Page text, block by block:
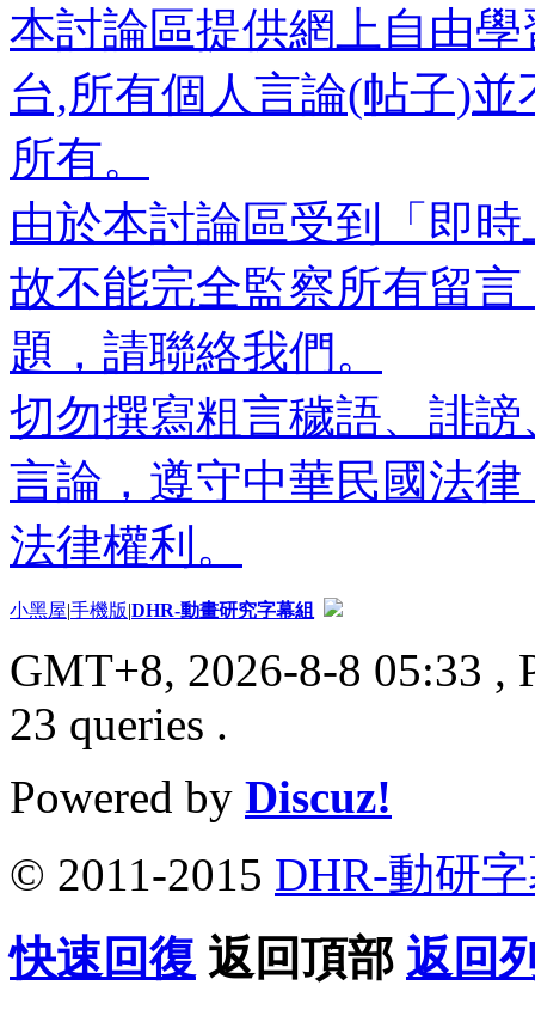
本討論區提供網上自由
台,所有個人言論(帖子)
所有。
由於本討論區受到「即
故不能完全監察所有留
題，請聯絡我們。
切勿撰寫粗言穢語、誹
言論，遵守中華民國法
法律權利。
小黑屋|手機版|DHR-動畫研究字幕組
GMT+8, 2026-8-8 05:33 ,
23 queries .
Powered by Discuz!
© 2011-2015 DHR-動研
快速回復 返回頂部 返回